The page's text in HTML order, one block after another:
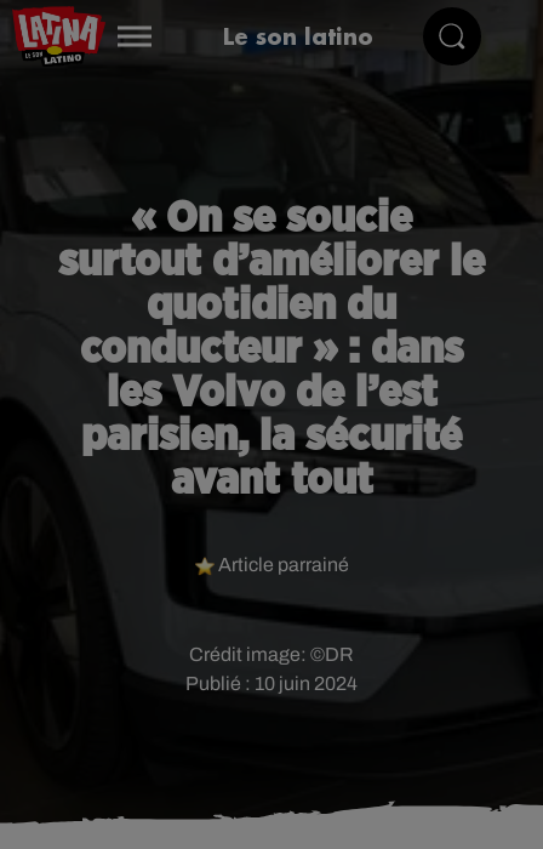
Le son latino
« On se soucie
surtout d’améliorer le
quotidien du
conducteur » : dans
les Volvo de l’est
parisien, la sécurité
avant tout
Publié : 10 juin 2024
Article parrainé
Crédit image: ©DR